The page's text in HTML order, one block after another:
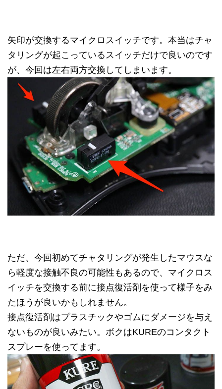
矢印が交換するマイクロスイッチです。本当はチャ
タリングが起こっているスイッチだけで良いのです
が、今回は左右両方交換してしまいます。
ただ、今回初めてチャタリングが発生したマウスな
ら軽度な接触不良の可能性もあるので、マイクロス
イッチを交換する前に接点復活剤を使って様子をみ
たほうが良いかもしれません。
接点復活剤はプラスチックやゴムにダメージを与え
ないものが良いみたい。ボクはKUREのコンタクト
スプレーを使ってます。